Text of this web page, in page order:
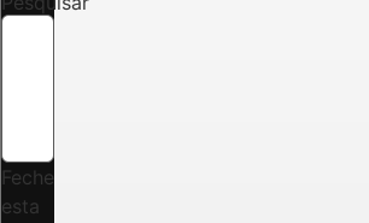
Feche
esta